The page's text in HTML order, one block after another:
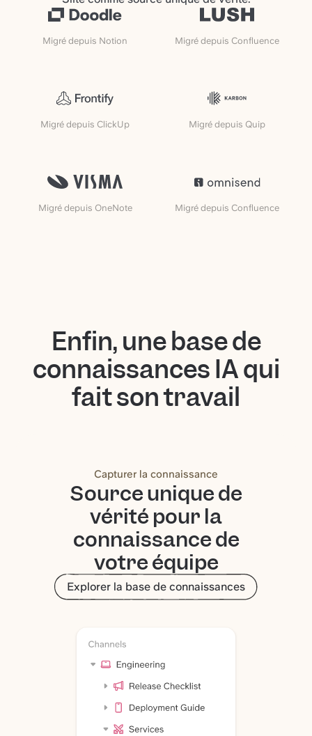
Migré depuis Notion Migré depuis Confluence
Migré depuis ClickUp Migré depuis Quip
Migré depuis OneNote Migré depuis Confluence
Enfin, une base de
connaissances IA qui
fait son travail
Capturer la connaissance
Source unique de
vérité pour la
connaissance de
votre équipe
Explorer la base de connaissances